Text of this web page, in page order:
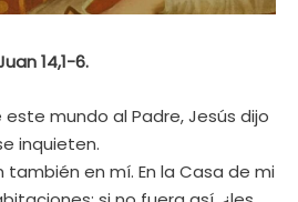
14,1-6.
mundo al Padre, Jesús dijo
inquieten.
también en mí. En la Casa de mi